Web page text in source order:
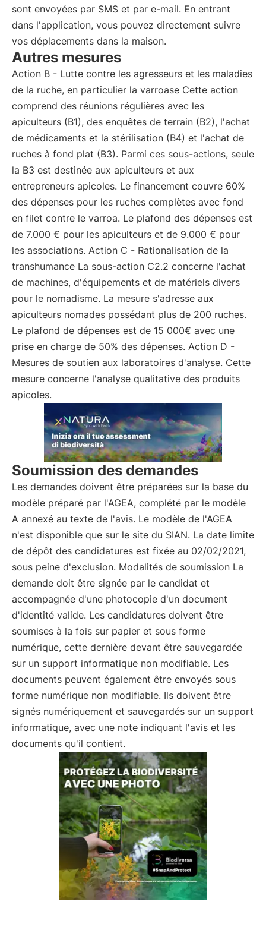
sont envoyées par SMS et par e-mail. En entrant
dans l'application, vous pouvez directement suivre
vos déplacements dans la maison.
Autres mesures
Action B - Lutte contre les agresseurs et les maladies
de la ruche, en particulier la varroase Cette action
comprend des réunions régulières avec les
apiculteurs (B1), des enquêtes de terrain (B2), l'achat
de médicaments et la stérilisation (B4) et l'achat de
ruches à fond plat (B3). Parmi ces sous-actions, seule
la B3 est destinée aux apiculteurs et aux
entrepreneurs apicoles. Le financement couvre 60%
des dépenses pour les ruches complètes avec fond
en filet contre le varroa. Le plafond des dépenses est
de 7.000 € pour les apiculteurs et de 9.000 € pour
les associations. Action C - Rationalisation de la
transhumance La sous-action C2.2 concerne l'achat
de machines, d'équipements et de matériels divers
pour le nomadisme. La mesure s'adresse aux
apiculteurs nomades possédant plus de 200 ruches.
Le plafond de dépenses est de 15 000€ avec une
prise en charge de 50% des dépenses. Action D -
Mesures de soutien aux laboratoires d'analyse. Cette
mesure concerne l'analyse qualitative des produits
apicoles.
Soumission des demandes
Les demandes doivent être préparées sur la base du
modèle préparé par l'AGEA, complété par le modèle
A annexé au texte de l'avis. Le modèle de l'AGEA
n'est disponible que sur le site du SIAN. La date limite
de dépôt des candidatures est fixée au 02/02/2021,
sous peine d'exclusion. Modalités de soumission La
demande doit être signée par le candidat et
accompagnée d'une photocopie d'un document
d'identité valide. Les candidatures doivent être
soumises à la fois sur papier et sous forme
numérique, cette dernière devant être sauvegardée
sur un support informatique non modifiable. Les
documents peuvent également être envoyés sous
forme numérique non modifiable. Ils doivent être
signés numériquement et sauvegardés sur un support
informatique, avec une note indiquant l'avis et les
documents qu'il contient.